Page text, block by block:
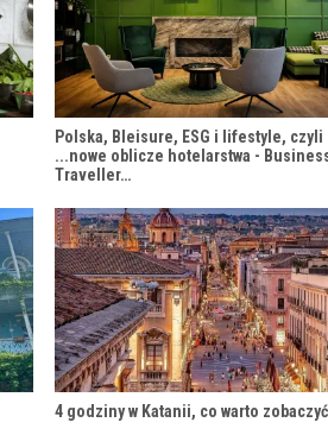
Polska, Bleisure, ESG i lifestyle, czyli
...nowe oblicze hotelarstwa -
Traveller…
4 godziny w Katanii, co warto